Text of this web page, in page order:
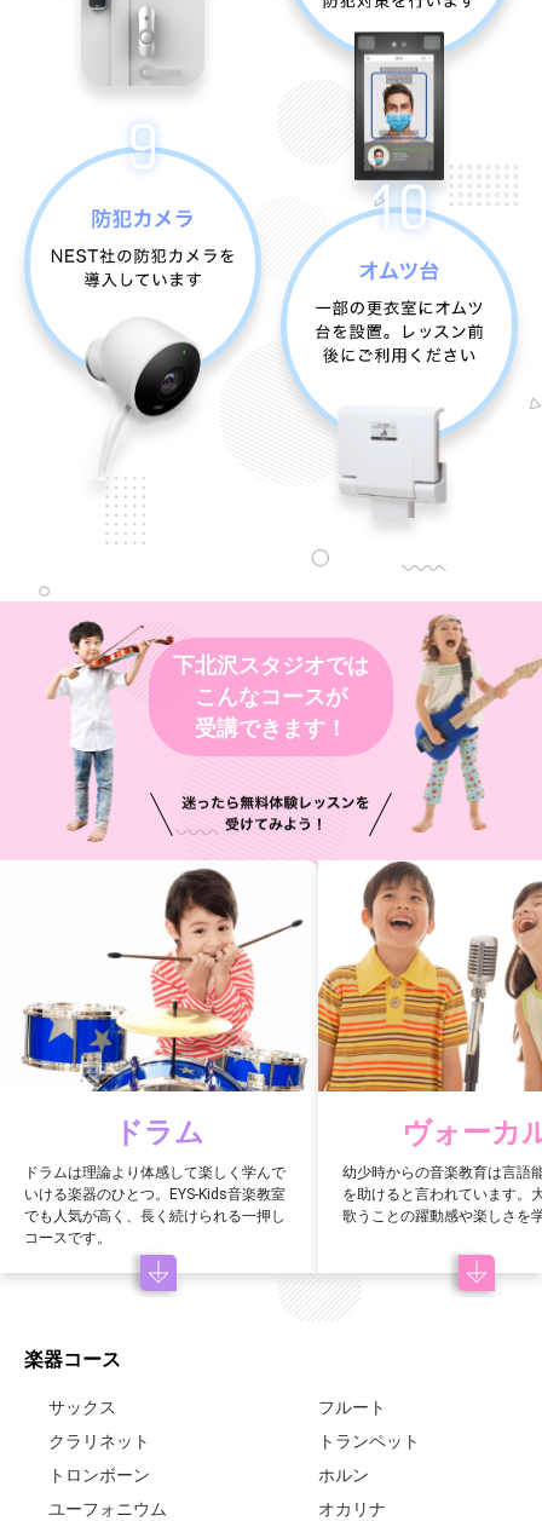
下北沢スタジオでは
こんなコースが
受講できます！
ドラム
ドラムは理論より体感して楽しく学んで
いける楽器のひとつ。EYS-Kids音楽教室
でも人気が高く、長く続けられる一押し
コースです。
ヴォーカ
幼少時からの音楽教育は言語
を助けると言われています。
歌うことの躍動感や楽しさを
楽器コース
サックス
フルート
クラリネット
トランペット
トロンボーン
ホルン
ユーフォニウム
オカリナ